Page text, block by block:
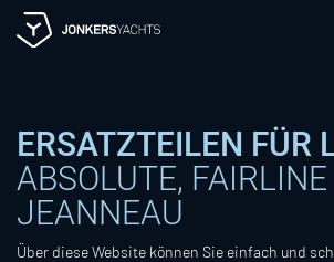
Skip
ERSATZTEILEN FÜR
ABSOLUTE,
JEANNEAU
Über diese Website können Sie einfach und